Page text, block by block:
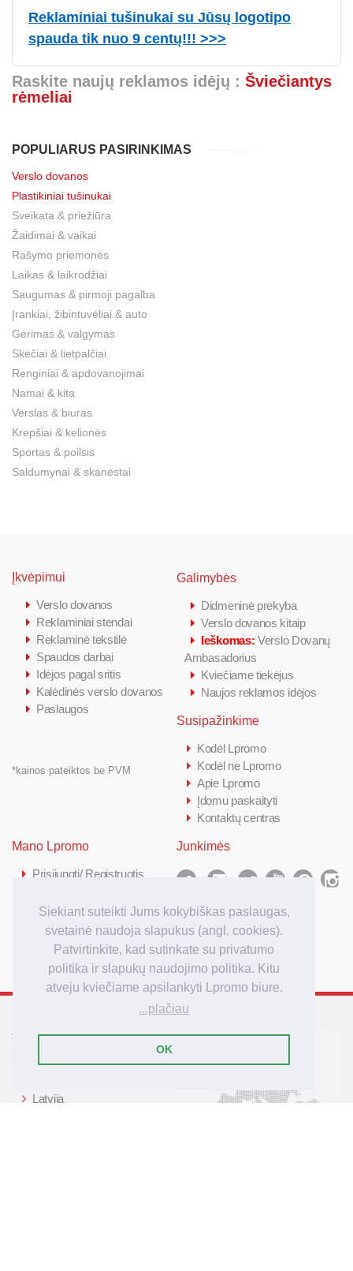
Siekiant suteikti Jums kokybiškas paslaugas,
svetainė naudoja slapukus (angl. cookies).
Patvirtinkite, kad sutinkate su privatumo
politika ir slapukų naudojimo politika. Kitu
atveju kviečiame apsilankyti Lpromo biure.
...plačiau
OK
Reklaminiai tušinukai su Jūsų logotipo
spauda tik nuo 9 centų!!! >>>
Raskite naujų reklamos idėjų : Šviečiantys
rėmeliai
POPULIARUS PASIRINKIMAS
Verslo dovanos
Plastikiniai tušinukai
Sveikata & priežiūra
Žaidimai & vaikai
Rašymo priemonės
Laikas & laikrodžiai
Saugumas & pirmoji pagalba
Įrankiai, žibintuvėliai & auto
Gėrimas & valgymas
Skėčiai & lietpalčiai
Renginiai & apdovanojimai
Namai & kita
Verslas & biuras
Krepšiai & kelionės
Sportas & poilsis
Saldumynai & skanėstai
Įkvėpimui
Verslo dovanos
Reklaminiai stendai
Reklaminė tekstilė
Spaudos darbai
Idėjos pagal sritis
Kalėdinės verslo dovanos
Paslaugos
*kainos pateiktos be PVM
Galimybės
Didmeninė prekyba
Verslo dovanos kitaip
Ieškomas: Verslo Dovanų
Ambasadorius
Kviečiame tiekėjus
Naujos reklamos idėjos
Susipažinkime
Kodėl Lpromo
Kodėl ne Lpromo
Apie Lpromo
Įdomu paskaityti
Kontaktų centras
Mano Lpromo
Prisijungti/ Registruotis
Kaip užsakyti
Užsakymo apmokėjimas
Užsakymo pristatymas
Junkimės
Tarptautinis reklamos
agenturos Lpromo tinklas
Latvija